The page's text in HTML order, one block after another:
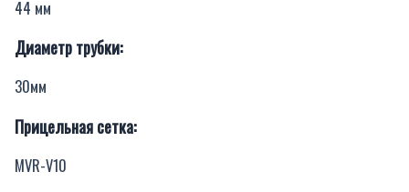
44 мм
Диаметр трубки:
30мм
Прицельная сетка:
MVR-V10